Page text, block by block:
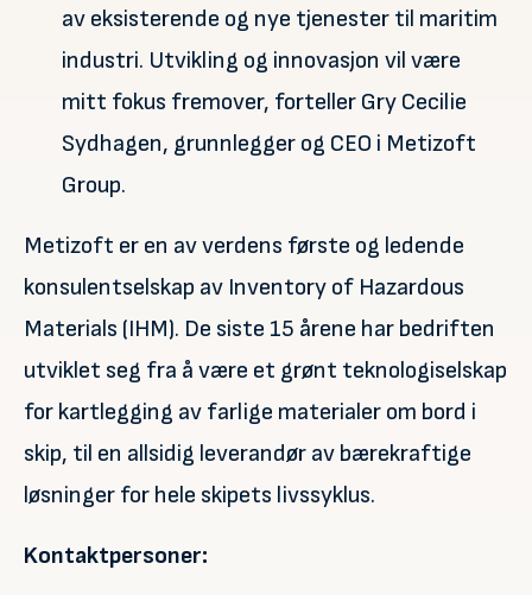
av eksisterende og nye tjenester til maritim
industri. Utvikling og innovasjon vil være
mitt fokus fremover, forteller Gry Cecilie
Sydhagen, grunnlegger og CEO i Metizoft
Group.
Metizoft er en av verdens første og ledende
konsulentselskap av Inventory of Hazardous
Materials (IHM). De siste 15 årene har bedriften
utviklet seg fra å være et grønt teknologiselskap
for kartlegging av farlige materialer om bord i
skip, til en allsidig leverandør av bærekraftige
løsninger for hele skipets livssyklus.
Kontaktpersoner: